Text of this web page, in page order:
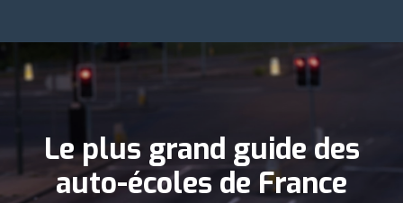
Le plus grand guide des
auto-écoles de France